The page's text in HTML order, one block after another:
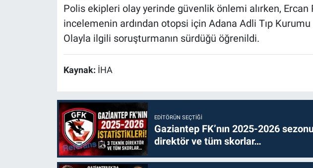
Polis ekipleri olay yerinde güvenlik önlemi alırken, Ercan
incelemenin ardından otopsi için Adana Adli Tıp Kurumu
Olayla ilgili soruşturmanın sürdüğü öğrenildi.
Kaynak: İHA
EDITÖRÜN SEÇTIĞI
Gaziantep FK’nın 2025-2026
direktör ve tüm skorlar…